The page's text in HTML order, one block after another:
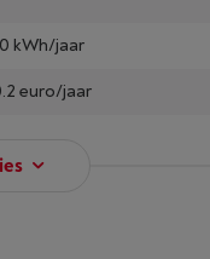
kWh/jaar
euro/jaar